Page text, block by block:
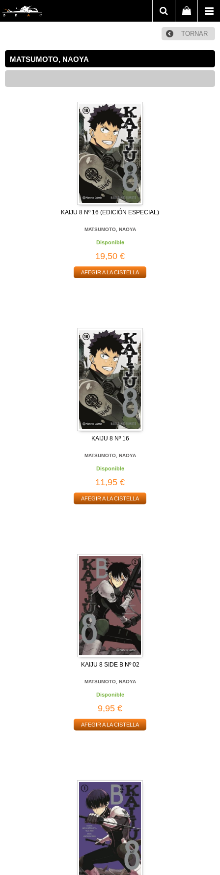
TORNAR
MATSUMOTO, NAOYA
KAIJU 8 Nº 16 (EDICIÓN ESPECIAL)
MATSUMOTO, NAOYA
Disponible
19,50 €
AFEGIR A LA CISTELLA
KAIJU 8 Nº 16
MATSUMOTO, NAOYA
Disponible
11,95 €
AFEGIR A LA CISTELLA
KAIJU 8 SIDE B Nº 02
MATSUMOTO, NAOYA
Disponible
9,95 €
AFEGIR A LA CISTELLA